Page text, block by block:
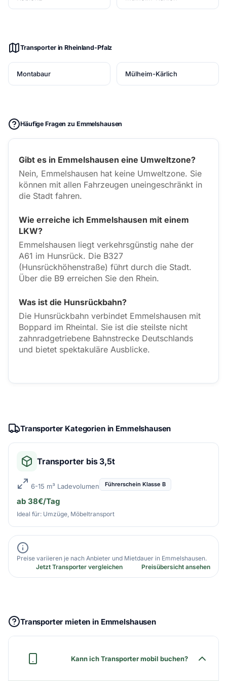
Transporter in Rheinland-Pfalz
Montabaur Mülheim-Kärlich
Häufige Fragen zu Emmelshausen
Gibt es in Emmelshausen eine Umweltzone?
Nein, Emmelshausen hat keine Umweltzone. Sie
können mit allen Fahrzeugen uneingeschränkt in
die Stadt fahren.
Wie erreiche ich Emmelshausen mit einem
LKW?
Emmelshausen liegt verkehrsgünstig nahe der
A61 im Hunsrück. Die B327
(Hunsrückhöhenstraße) führt durch die Stadt.
Über die B9 erreichen Sie den Rhein.
Was ist die Hunsrückbahn?
Die Hunsrückbahn verbindet Emmelshausen mit
Boppard im Rheintal. Sie ist die steilste nicht
zahnradgetriebene Bahnstrecke Deutschlands
und bietet spektakuläre Ausblicke.
Transporter Kategorien in Emmelshausen
Transporter bis 3,5t
6-15 m³ Ladevolumen Führerschein Klasse B
ab 38€/Tag
Ideal für: Umzüge, Möbeltransport
Preise variieren je nach Anbieter und Mietdauer in Emmelshausen.
Jetzt Transporter vergleichen
Preisübersicht ansehen
Transporter mieten in Emmelshausen
Kann ich Transporter mobil buchen?